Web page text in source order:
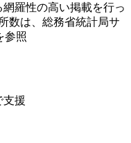
網羅性の高い掲載を行っ
数は、総務省統計局サ
参照
支援